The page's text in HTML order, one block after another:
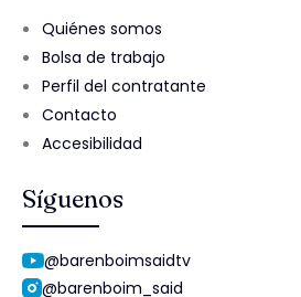
Quiénes somos
Bolsa de trabajo
Perfil del contratante
Contacto
Accesibilidad
Síguenos
@barenboimsaidtv
@barenboim_said